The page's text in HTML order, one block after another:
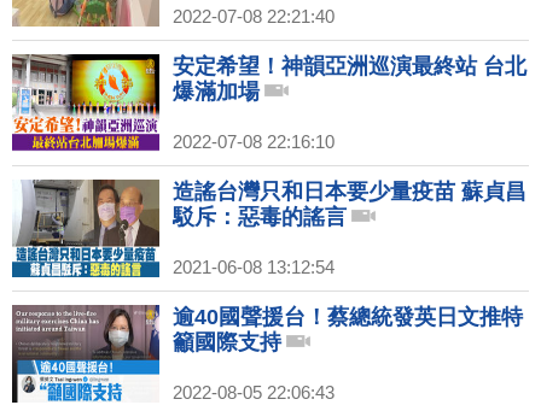
2022-07-08 22:21:40
安定希望！神韻亞洲巡演最終站 台北
爆滿加場
2022-07-08 22:16:10
造謠台灣只和日本要少量疫苗 蘇貞昌
駁斥：惡毒的謠言
2021-06-08 13:12:54
逾40國聲援台！蔡總統發英日文推特
籲國際支持
2022-08-05 22:06:43